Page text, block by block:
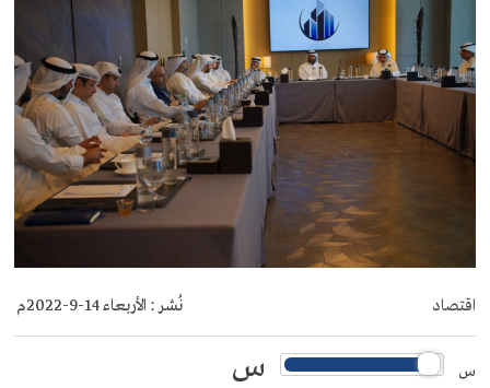
اقتصاد نُشر : الأربعاء 14-9-2022م
س س